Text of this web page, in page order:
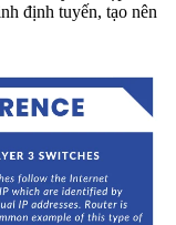
định tuyến, tạo nên